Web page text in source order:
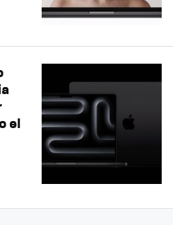
el